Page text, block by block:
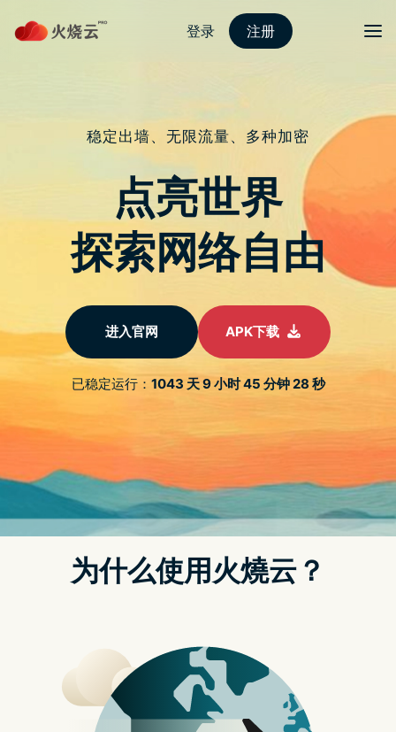
nordvpn 安卓
完美演出！BenQ MiniLED S65-940
全面解放你的 PlayStation 5、Xbox
Series S|X！￼
于2022 年 9 月 8 日 热火科技 发布
是时候了！身为游戏玩家的你，为了感受最完整的声光效
果，想必已经砸下重金沉浸在 PlayStation 5、Xbox Series
S|X 的 4K 120Hz 游戏世界里了，那麽仍在观望的呢？除了
大尺寸电视的价格考量之外，HDMI 2.1 的规格也是看得一
不过从现在起，那些难懂的规格与专有名词都可以直接抛在
脑後，BenQ MiniLED S65-940 解决了所有的技术问题，负
担得起的价格，你所需要的动作跟以前没两样，只要打开游
戏主机电源，接着就可以进入梦寐以求的 4K 120Hz 游戏世
界。
BenQ MiniLED S65-940 完全解放 4K 120Hz！
// BenQ MiniLED S65-940 爽什麽？
钱都必须要花在看得到的效果上，所以我们是要开始进修读
个几年书再来选购？还是直接参考各路专家意见先买先爽？
科技进步的速度可能让你在犹豫时又推出了业界新标准，
「我在等那个功能」、「有这个规格我就买」之类的说词讲